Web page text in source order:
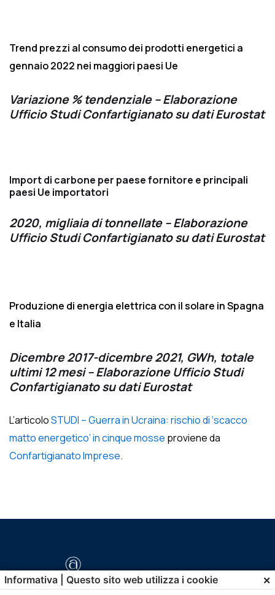
Trend prezzi al consumo dei prodotti energetici a
gennaio 2022 nei maggiori paesi Ue
Variazione % tendenziale – Elaborazione
Ufficio Studi Confartigianato su dati Eurostat
Import di carbone per paese fornitore e principali
paesi Ue importatori
2020, migliaia di tonnellate – Elaborazione
Ufficio Studi Confartigianato su dati Eurostat
Produzione di energia elettrica con il solare in Spagna
e Italia
Dicembre 2017-dicembre 2021, GWh, totale
ultimi 12 mesi – Elaborazione Ufficio Studi
Confartigianato su dati Eurostat
L’articoloSTUDI – Guerra in Ucraina: rischio di ‘scacco
matto energetico’ in cinque mosse proviene da
Confartigianato Imprese.
Informativa | Questo sito web utilizza i cookie ×